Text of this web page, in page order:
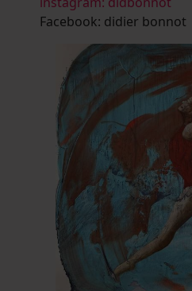
Facebook: didier bonnot